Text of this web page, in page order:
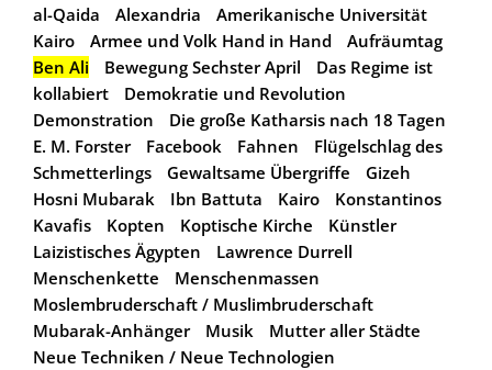
al-Qaida
Alexandria
Amerikanische Universität
Kairo
Armee und Volk Hand in Hand
Aufräumtag
Ben Ali
Bewegung Sechster April
Das Regime ist
kollabiert
Demokratie und Revolution
Demonstration
Die große Katharsis nach 18 Tagen
E. M. Forster
Facebook Fahnen
Flügelschlag des
Schmetterlings
Gewaltsame Übergriffe
Gizeh
Hosni Mubarak
Ibn Battuta Kairo
Konstantinos
Kavafis
Kopten Koptische Kirche
Künstler
Laizistisches Ägypten
Lawrence Durrell
Menschenkette
Menschenmassen
Moslembruderschaft / Muslimbruderschaft
Mubarak-Anhänger
Musik
Mutter aller Städte
Neue Techniken / Neue Technologien